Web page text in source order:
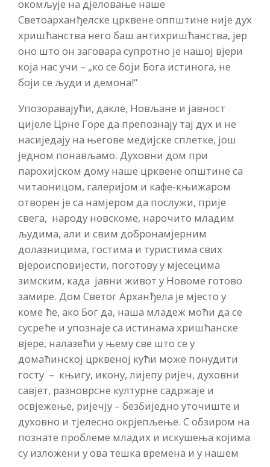
окомљује на дјеловање наше
Светоарханђелске црквене оппштине није дух
хришћанства него баш антихришћанства, јер
оно што он заговара супротно је нашој вјери
која нас учи – „ко се боји Бога истинога, не
боји се људи и демона!“
Упозоравајући, дакле, Новљане и јавност
цијеле Црне Горе да препознају тај дух и не
насиједају на његове медијске сплетке, још
једном понављамо. Духовни дом при
парохијском дому наше црквене општине са
читаоницом, галеријом и кафе-књижаром
отворен је са намјером да послужи, прије
свега, народу новскоме, нарочито младим
људима, али и свим добронамјерним
долазницима, гостима и туристима свих
вјероисповијести, поготову у мјесецима
зимским, када јавни живот у Новоме готово
замире. Дом Светог Арханђела је мјесто у
коме ће, ако Бог да, наша младеж моћи да се
сусреће и упознаје са истинама хришћанске
вјере, налазећи у њему све што се у
домаћинској црквеној кући може понудити
госту – књигу, икону, лијепу ријеч, духовни
савјет, разноврсне културне садржаје и
освјежење, ријечју – безбиједно уточиште и
духовно и тјелесно окрјепљење. С обзиром на
познате проблеме младих и искушења којима
су изложени у ова тешка времена и у нашем